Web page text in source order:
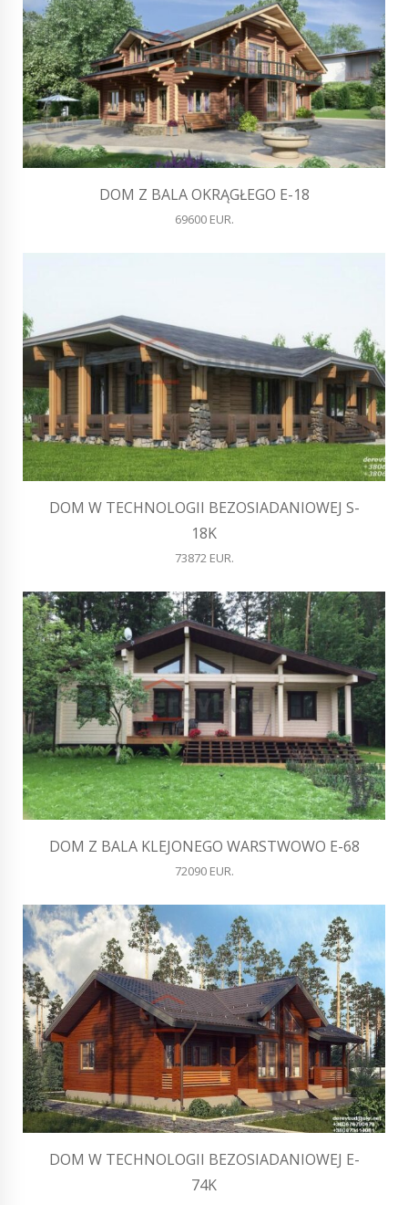
DOM Z BALA OKRĄGŁEGO E-18
69600 EUR.
DOM W TECHNOLOGII BEZOSIADANIOWEJ S-
18K
73872 EUR.
DOM Z BALA KLEJONEGO WARSTWOWO E-68
72090 EUR.
DOM W TECHNOLOGII BEZOSIADANIOWEJ E-
74K